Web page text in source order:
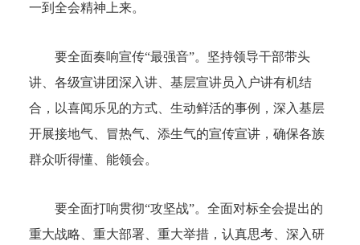
一到全会精神上来。
要全面奏响宣传“最强音”。坚持领导干部带头
讲、各级宣讲团深入讲、基层宣讲员入户讲有机结
合，以喜闻乐见的方式、生动鲜活的事例，深入基层
开展接地气、冒热气、添生气的宣传宣讲，确保各族
群众听得懂、能领会。
要全面打响贯彻“攻坚战”。全面对标全会提出的
重大战略、重大部署、重大举措，认真思考、深入研